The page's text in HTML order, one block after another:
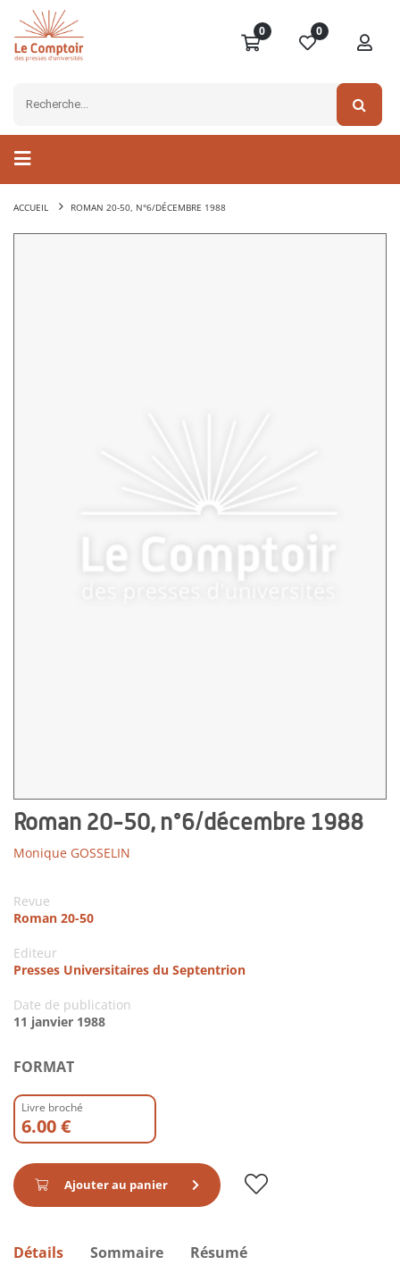
0 0
ACCUEIL ROMAN 20-50, N°6/DÉCEMBRE 1988
Roman 20-50, n°6/décembre 1988
Monique GOSSELIN
Revue
Roman 20-50
Editeur
Presses Universitaires du Septentrion
Date de publication
11 janvier 1988
FORMAT
Livre broché
6.00 €
Ajouter au panier
Détails Sommaire Résumé